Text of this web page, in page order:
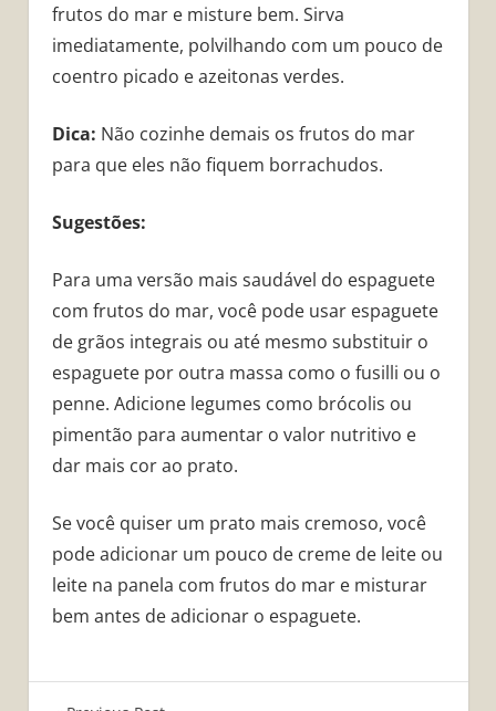
frutos do mar e misture bem. Sirva
imediatamente, polvilhando com um pouco de
coentro picado e azeitonas verdes.
Dica: Não cozinhe demais os frutos do mar
para que eles não fiquem borrachudos.
Sugestões:
Para uma versão mais saudável do espaguete
com frutos do mar, você pode usar espaguete
de grãos integrais ou até mesmo substituir o
espaguete por outra massa como o fusilli ou o
penne. Adicione legumes como brócolis ou
pimentão para aumentar o valor nutritivo e
dar mais cor ao prato.
Se você quiser um prato mais cremoso, você
pode adicionar um pouco de creme de leite ou
leite na panela com frutos do mar e misturar
bem antes de adicionar o espaguete.